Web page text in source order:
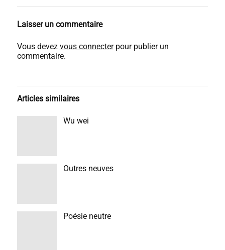
Laisser un commentaire
Vous devez vous connecterpour publier un
commentaire.
Articles similaires
Wu wei
Outres neuves
Poésie neutre